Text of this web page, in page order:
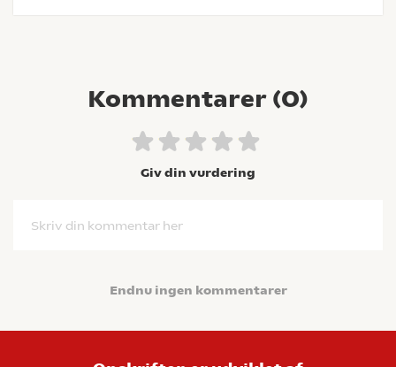
Kommentarer (0)
Giv din vurdering
Skriv din kommentar her
Endnu ingen kommentarer